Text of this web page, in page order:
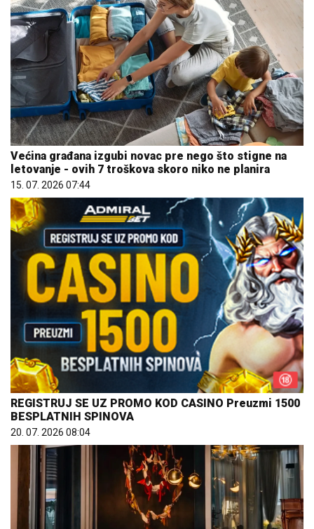
Većina građana izgubi novac pre nego što stigne na
letovanje - ovih 7 troškova skoro niko ne planira
15. 07. 2026 07:44
REGISTRUJ SE UZ PROMO KOD CASINO Preuzmi 1500
BESPLATNIH SPINOVA
20. 07. 2026 08:04